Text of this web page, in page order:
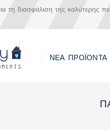
τη διασφάλιση της καλύτερης
ΝΕΑ ΠΡΟΪΟΝΤΑ